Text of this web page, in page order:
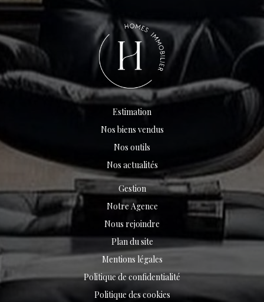
Estimation
Nos biens vendus
Nos outils
Nos actualités
Gestion
Notre Agence
Nous rejoindre
Plan du site
Mentions légales
Politique de confidentialité
Politique des cookies